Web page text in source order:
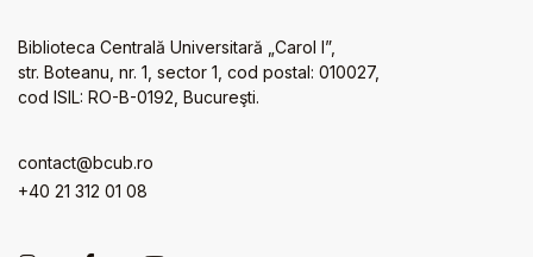
Biblioteca Centrală Universitară „Carol I”,
str. Boteanu, nr. 1, sector 1, cod postal: 010027,
cod ISIL: RO-B-0192, Bucureşti.
contact@bcub.ro
+40 21 312 01 08